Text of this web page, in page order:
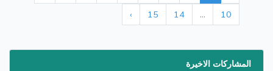
10
...
14
15
›
المشاركات الاخيرة